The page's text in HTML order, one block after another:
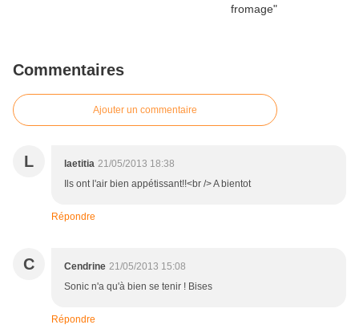
Commentaires
Ajouter un commentaire
L laetitia 21/05/2013 18:38
Ils ont l'air bien appétissant!!<br /> A bientot
Répondre
C Cendrine 21/05/2013 15:08
Sonic n'a qu'à bien se tenir ! Bises
Répondre